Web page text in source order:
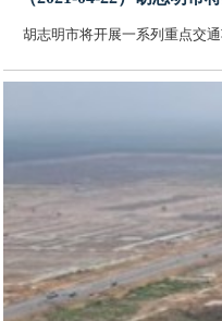
胡志明市将开展一系列重点交通